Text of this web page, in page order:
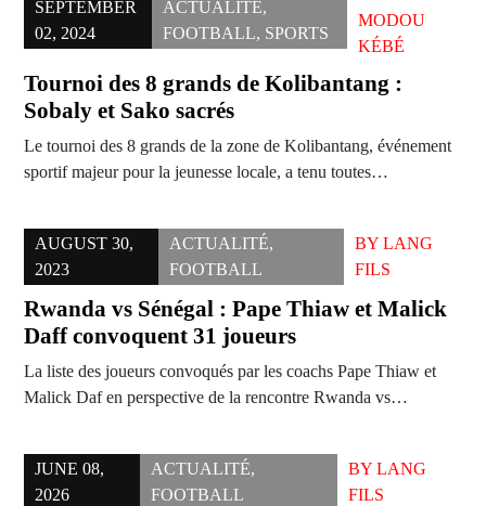
SEPTEMBER
02, 2024
ACTUALITÉ,
FOOTBALL, SPORTS
MODOU
KÉBÉ
Tournoi des 8 grands de Kolibantang :
Sobaly et Sako sacrés
Le tournoi des 8 grands de la zone de Kolibantang, événement
sportif majeur pour la jeunesse locale, a tenu toutes…
AUGUST 30,
2023
ACTUALITÉ,
FOOTBALL
BYLANG
FILS
Rwanda vs Sénégal : Pape Thiaw et Malick
Daff convoquent 31 joueurs
La liste des joueurs convoqués par les coachs Pape Thiaw et
Malick Daf en perspective de la rencontre Rwanda vs…
JUNE 08,
2026
ACTUALITÉ,
FOOTBALL
BYLANG
FILS